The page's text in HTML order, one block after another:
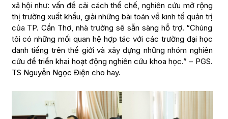
xã hội như: vấn đề cải cách thể chế, nghiên cứu mở rộng
thị trường xuất khẩu, giải những bài toán về kinh tế quản trị
của TP. Cần Thơ, nhà trường sẽ sẵn sàng hỗ trợ. “Chúng
tôi có những mối quan hệ hợp tác với các trường đại học
danh tiếng trên thế giới và xây dựng những nhóm nghiên
cứu để triển khai hoạt động nghiên cứu khoa học.” – PGS.
TS Nguyễn Ngọc Điện cho hay.